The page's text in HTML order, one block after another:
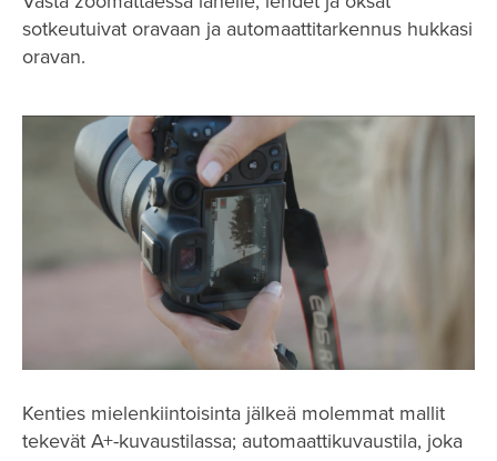
sotkeutuivat oravaan ja automaattitarkennus hukkasi
oravan.
Kenties mielenkiintoisinta jälkeä molemmat mallit
tekevät A+-kuvaustilassa; automaattikuvaustila, joka